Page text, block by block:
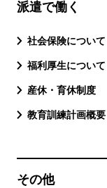
派遣で働く
社会保険について
福利厚生について
産休・育休制度
教育訓練計画概要
その他